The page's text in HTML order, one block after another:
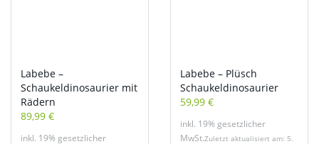
Labebe –
Schaukeldinosaurier mit
Rädern
89,99 €
inkl. 19% gesetzlicher
Labebe – Plüsch
Schaukeldinosaurier
59,99 €
inkl. 19% gesetzlicher
MwSt.Zuletzt aktualisiert am: 5.